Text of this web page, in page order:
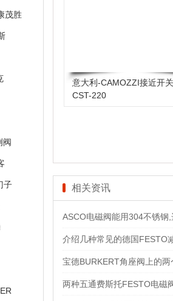
茂胜
阀
子
意大利-CAMOZZI接近开关
CST-220
相关资讯
ASCO电磁阀能用304不锈钢
介绍几种常见的德国FESTO
宝德BURKERT角座阀上的
两种五通费斯托FESTO电磁